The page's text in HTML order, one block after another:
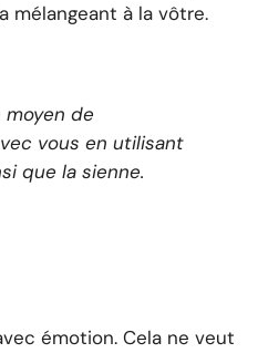
mélangeant à la vôtre.
moyen de
vous en utilisant
que la sienne.
émotion. Cela ne veut